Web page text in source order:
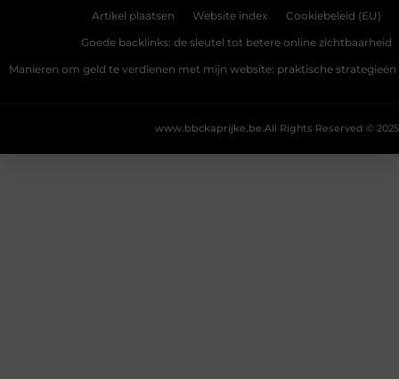
Artikel plaatsen Website index Cookiebeleid (EU)
Goede backlinks: de sleutel tot betere online zichtbaarheid
Manieren om geld te verdienen met mijn website: praktische strategieën
All Rights Reserved © 2025
www.bbckaprijke.be.